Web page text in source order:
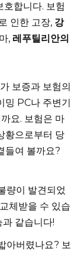
합니다. 보험
인한 고장, 강
, 레푸틸리안의
보증과 보험의
PC나 주변기
요. 보험은 마
황으로부터 당
들여 볼까요?
량이 발견되었
체받을 수 있습
과 같습니다!
아버렸나요? 보